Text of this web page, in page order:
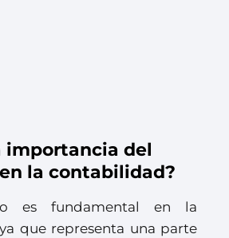
importancia del
la contabilidad?
es fundamental en la
que representa una parte